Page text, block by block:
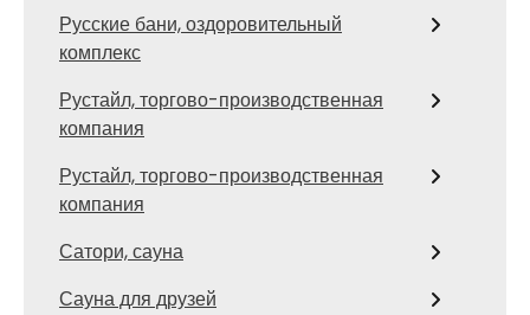
Русские бани, оздоровительный
комплекс
Рустайл, торгово-производственная
компания
Рустайл, торгово-производственная
компания
Сатори, сауна
Сауна для друзей